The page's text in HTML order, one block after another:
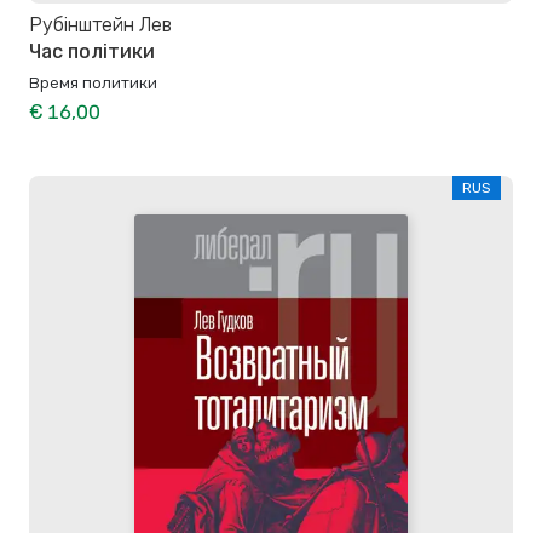
Рубінштейн Лев
Час політики
Время политики
€ 16,00
RUS